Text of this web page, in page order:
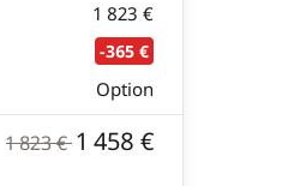
1 823 €
-365 €
Option
1 823 €1 458 €